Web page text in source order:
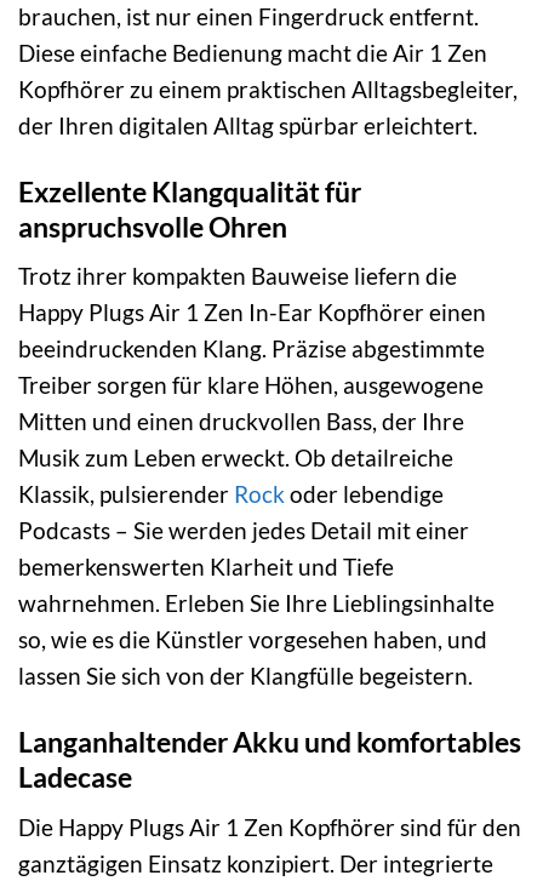
brauchen, ist nur einen Fingerdruck entfernt.
Diese einfache Bedienung macht die Air 1 Zen
Kopfhörer zu einem praktischen Alltagsbegleiter,
der Ihren digitalen Alltag spürbar erleichtert.
Exzellente Klangqualität für
anspruchsvolle Ohren
Trotz ihrer kompakten Bauweise liefern die
Happy Plugs Air 1 Zen In-Ear Kopfhörer einen
beeindruckenden Klang. Präzise abgestimmte
Treiber sorgen für klare Höhen, ausgewogene
Mitten und einen druckvollen Bass, der Ihre
Musik zum Leben erweckt. Ob detailreiche
Klassik, pulsierender Rock oder lebendige
Podcasts – Sie werden jedes Detail mit einer
bemerkenswerten Klarheit und Tiefe
wahrnehmen. Erleben Sie Ihre Lieblingsinhalte
so, wie es die Künstler vorgesehen haben, und
lassen Sie sich von der Klangfülle begeistern.
Langanhaltender Akku und komfortables
Ladecase
Die Happy Plugs Air 1 Zen Kopfhörer sind für den
ganztägigen Einsatz konzipiert. Der integrierte